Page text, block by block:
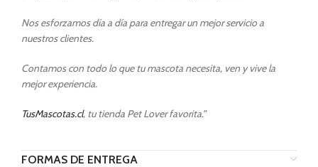
Nos esforzamos día a día para entregar un mejor servicio a
nuestros clientes.
Contamos con todo lo que tu mascota necesita, ven y vive la
mejor experiencia.
TusMascotas.cl, tu tienda Pet Lover favorita.”
FORMAS DE ENTREGA